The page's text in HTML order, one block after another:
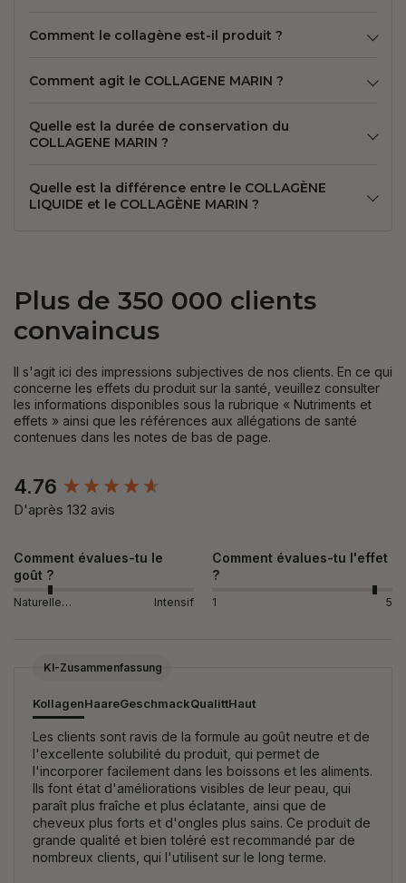
Comment le collagène est-il produit ?
Comment agit le COLLAGENE MARIN ?
Quelle est la durée de conservation du
COLLAGENE MARIN ?
Quelle est la différence entre le COLLAGÈNE
LIQUIDE et le COLLAGÈNE MARIN ?
Plus de 350 000 clients
convaincus
Il s'agit ici des impressions subjectives de nos clients. En ce qui
concerne les effets du produit sur la santé, veuillez consulter
les informations disponibles sous la rubrique « Nutriments et
effets » ainsi que les références aux allégations de santé
contenues dans les notes de bas de page.
4.76
D'après 132 avis
Comment évalues-tu le
goût ?
Naturellement Intensif
Comment évalues-tu l'effet
?
1 5
KI-Zusammenfassung
KollagenHaareGeschmackQualittHaut
Les clients sont ravis de la formule au goût neutre et de
l'excellente solubilité du produit, qui permet de
l'incorporer facilement dans les boissons et les aliments.
Ils font état d'améliorations visibles de leur peau, qui
paraît plus fraîche et plus éclatante, ainsi que de
cheveux plus forts et d'ongles plus sains. Ce produit de
grande qualité et bien toléré est recommandé par de
nombreux clients, qui l'utilisent sur le long terme.
New content loaded